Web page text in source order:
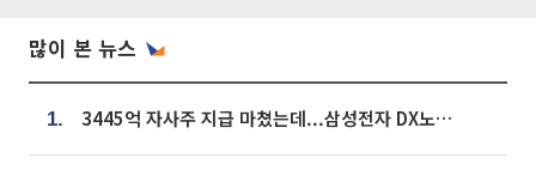
많이 본 뉴스
1. 3445억 자사주 지급 마쳤는데...삼성전자 DX노조, 뒤늦은 '떼쓰기 집회'